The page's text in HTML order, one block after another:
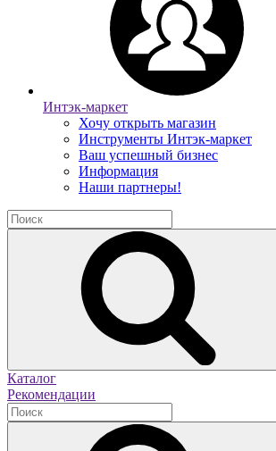
Интэк-маркет
Хочу открыть магазин
Инструменты Интэк-маркет
Ваш успешный бизнес
Информация
Наши партнеры!
Каталог
Рекомендации